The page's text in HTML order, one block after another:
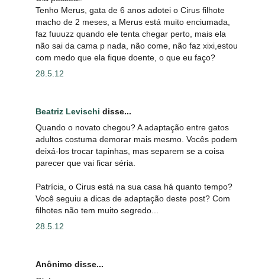
Tenho Merus, gata de 6 anos adotei o Cirus filhote
macho de 2 meses, a Merus está muito enciumada,
faz fuuuzz quando ele tenta chegar perto, mais ela
não sai da cama p nada, não come, não faz xixi,estou
com medo que ela fique doente, o que eu faço?
28.5.12
Beatriz Levischi disse...
Quando o novato chegou? A adaptação entre gatos
adultos costuma demorar mais mesmo. Vocês podem
deixá-los trocar tapinhas, mas separem se a coisa
parecer que vai ficar séria.
Patrícia, o Cirus está na sua casa há quanto tempo?
Você seguiu a dicas de adaptação deste post? Com
filhotes não tem muito segredo...
28.5.12
Anônimo disse...